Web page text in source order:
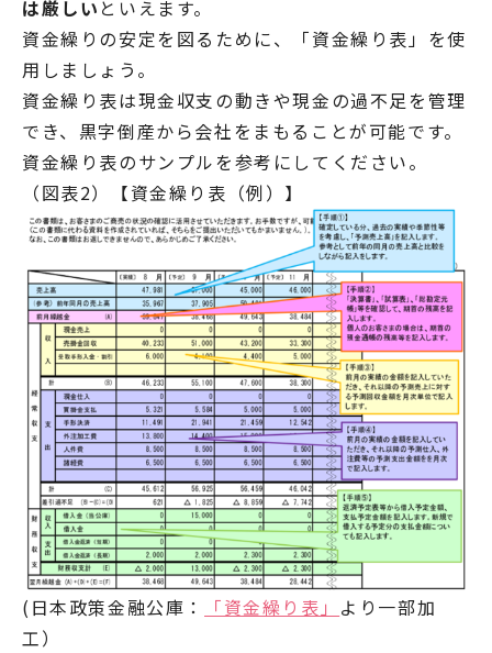
は厳しい といえます。
資金繰りの安定を図るために、「資金繰り表」を使
用しましょう。
資金繰り表は現金収支の動きや現金の過不足を管理
でき、黒字倒産から会社をまもることが可能です。
資金繰り表のサンプルを参考にしてください。
（図表2）【資金繰り表（例）】
(日本政策金融公庫： 「資金繰り表」 より一部加
工）